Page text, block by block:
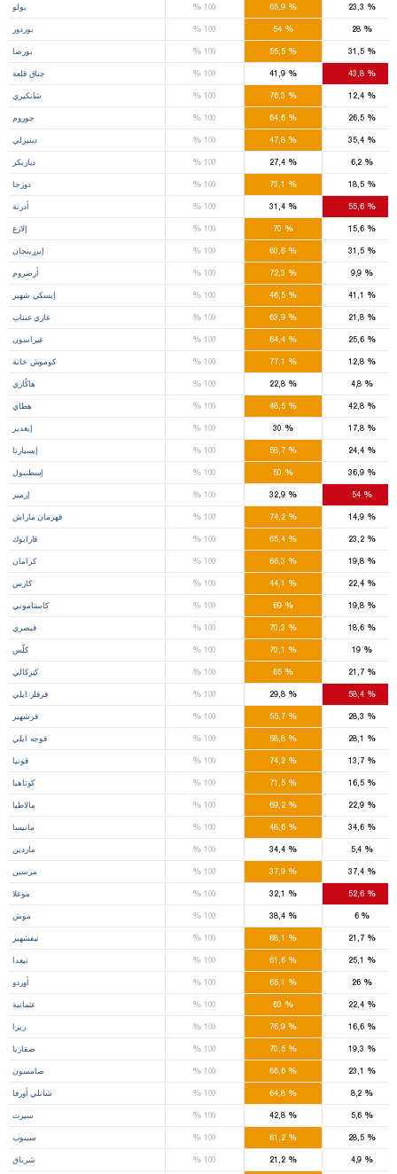
بولو %100 %
65,9 %
بوردور %100 % %
28
بورصا %100 %
55,5 %
31,5
جناق قلعة %100 %
41,9 %
43,8
شانكيري %100 % %
12,4
جوروم %100 %
64,6 %
26,5
دينيزلي %100 %
47,8 %
35,4
دياربكر %100 %
27,4 %
دوزجا %100 % %
18,5
أدرنة %100 %
31,4 %
55,6
إلازغ %100 % %
15,6
إيرزينجان %100 %
60,6 %
31,5
أرضروم %100 % %
إيسكي شهير %100 %
46,5 %
غازي عنتاب %100 %
63,9 %
21,8
غيراسون %100 %
64,4 %
25,6
كوموش خانة %100 % %
12,8
هاكّاري %100 %
22,8 %
هطاي %100 %
48,5 %
42,8
إيغدير %100 % %
17,8
إيسبارتا %100 %
58,7 %
24,4
إسطنبول %100 % %
36,9
إزمير %100 %
32,9 %
54
قهرمان ماراش %100 %
74,2 %
14,9
قارابوك %100 %
65,4 %
23,2
كرامان %100 % %
19,8
كارس %100 % %
22,4
كاستاموني %100 % %
19,8
قيصري %100 % %
18,6
كلّس %100 % %
19
كيركالي %100 % %
21,7
قرقلر ايلي %100 %
29,8 %
58,4
قرشهير %100 %
55,7 %
قوجه ايلي %100 %
58,8 %
قونيا %100 %
74,2 %
13,7
كوتاهيا %100 %
71,5 %
16,5
مالاطيا %100 %
69,2 %
22,9
مانيسا %100 %
48,6 %
34,6
ماردين %100 %
34,4 %
مرسين %100 %
37,9 %
37,4
موغلا %100 % %
52,6
موش %100 %
38,4 %
6
نيفشهير %100 % %
21,7
نيغدا %100 %
61,6 %
أوردو %100 % %
26
عثمانية %100 % %
22,4
ريزا %100 %
76,9 %
16,6
صقاريا %100 %
70,5 %
صامسون %100 %
66,6 %
شانلي أورفا %100 %
64,8 %
سيرت %100 %
42,8 %
سينوب %100 %
61,2 %
28,5
شرناق %100 %
21,2 %